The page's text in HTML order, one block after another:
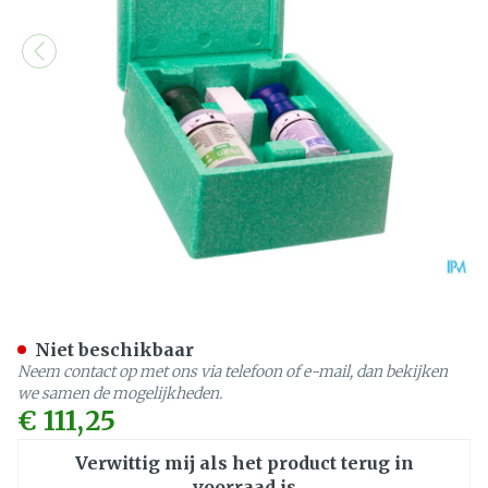
€ 111,25
Verwittig mij als het product terug in
Niet beschikbaar
Neem contact op met ons via telefoon of e-mail, dan bekijken
we samen de mogelijkheden.